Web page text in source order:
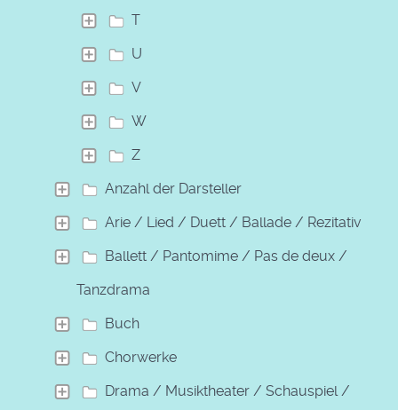
T
U
V
W
Z
Anzahl der Darsteller
Arie / Lied / Duett / Ballade / Rezitativ
Ballett / Pantomime / Pas de deux /
Tanzdrama
Buch
Chorwerke
Drama / Musiktheater / Schauspiel /